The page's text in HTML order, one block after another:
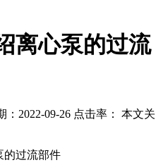
离心泵的过流
：2022-09-26 点击率：
本文关
的过流部件